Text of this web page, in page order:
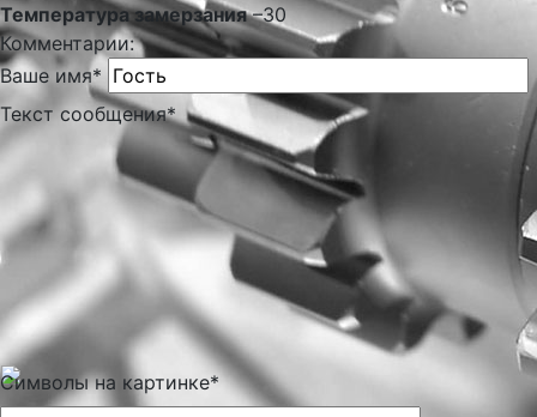
Температура замерзания–30
Комментарии:
Ваше имя*
Текст сообщения*
Символы на картинке*